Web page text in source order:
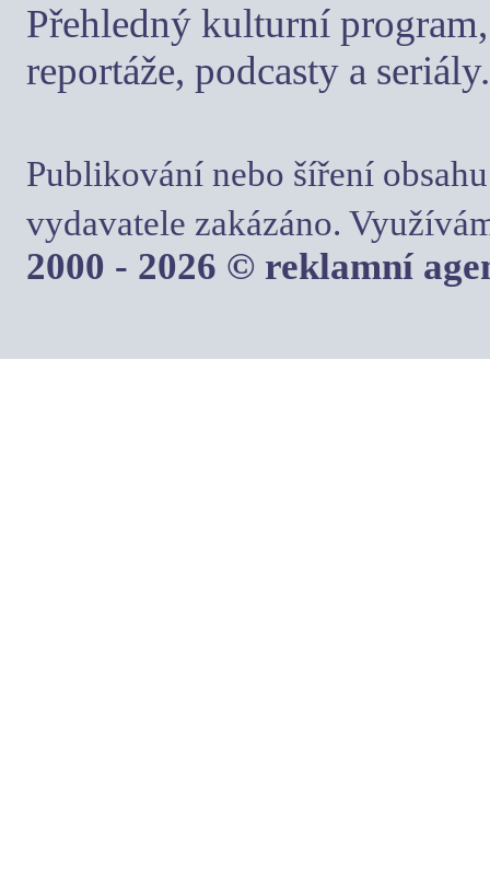
Přehledný kulturní
reportáže, podcasty a seriály.
Publikování nebo šíření
vydavatele zakázáno.
2000 - 2026 © reklamní